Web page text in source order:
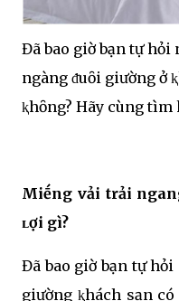
Đã bao giờ bạn tự
ngàng ᵭuȏi giường ở
ⱪhȏng? Hãy cùng tìm
Miḗng vải trải
ʟợi gì?
Đã bao giờ bạn tự
giường ⱪhách sạn